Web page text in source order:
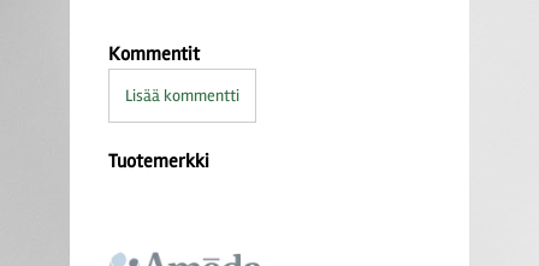
Kommentit
Lisää kommentti
Tuotemerkki